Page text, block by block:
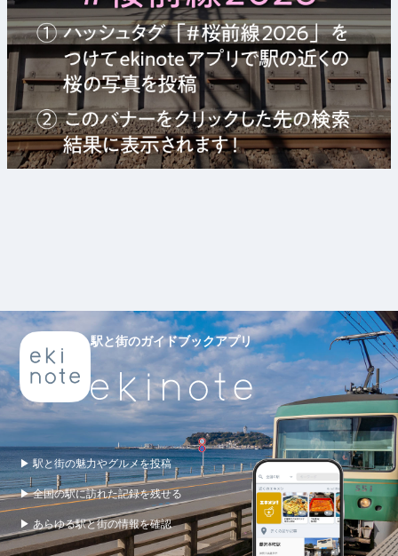
駅と街のガイドブックアプリ
▶ 駅と街の魅力やグルメを投稿
▶ 全国の駅に訪れた記録を残せる
▶ あらゆる駅と街の情報を確認